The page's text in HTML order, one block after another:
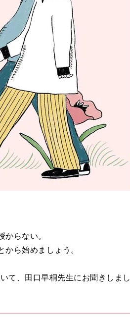
らない。
ら始めましょう。
て、田口早桐先生にお聞きしまし